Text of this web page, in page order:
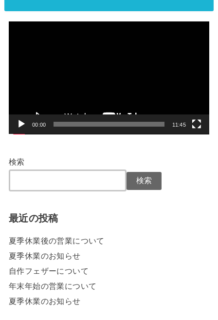
00:00 11:45
検索
検索
最近の投稿
夏季休業後の営業について
夏季休業のお知らせ
自作フェザーについて
年末年始の営業について
夏季休業のお知らせ